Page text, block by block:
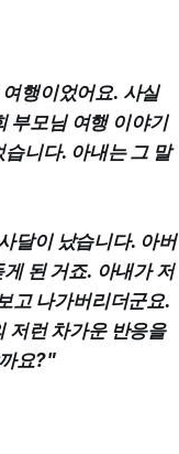
행이었어요. 사실
부모님 여행 이야기
니다. 아내는 그 말
달이 났습니다. 아버
된 거죠. 아내가 저
고 나가버리더군요.
저런 차가운 반응을
요?"